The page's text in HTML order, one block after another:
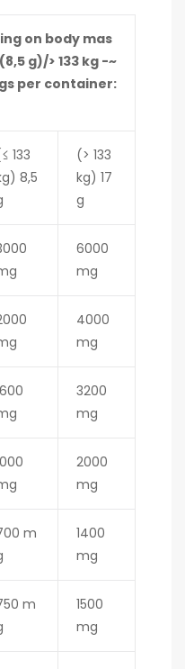
on body mas
g)/> 133 kg -~
per container:
133
8,5
(> 133
kg) 17
g
6000
mg
4000
mg
3200
mg
2000
mg
m
1400
mg
m
1500
mg